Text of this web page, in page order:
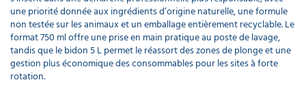
une priorité donnée aux ingrédients d’origine naturelle, une formule
non testée sur les animaux et un emballage entièrement recyclable. Le
format 750 ml offre une prise en main pratique au poste de lavage,
tandis que le bidon 5 L permet le réassort des zones de plonge et une
gestion plus économique des consommables pour les sites à forte
rotation.